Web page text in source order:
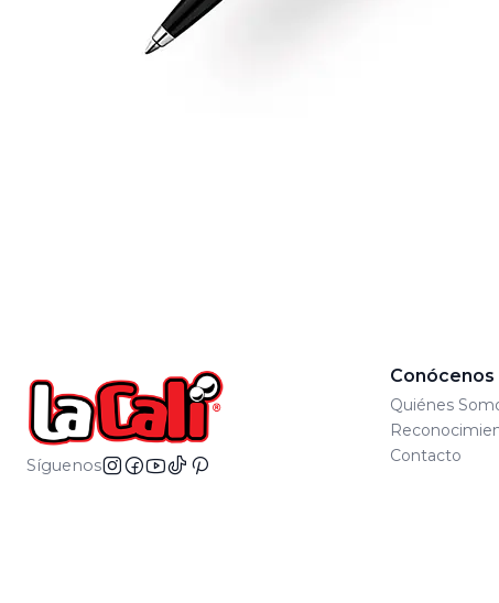
Síguenos
Conócenos
Quiénes
Contacto